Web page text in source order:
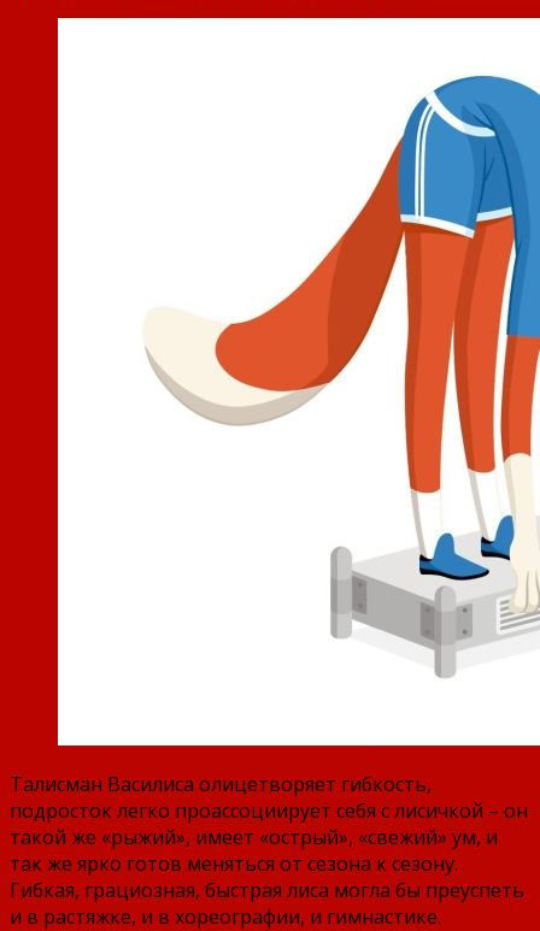
Талисман Василиса олицетворяет гибкость,
подросток легко проассоциирует себя с лисичкой – он
такой же «рыжий», имеет «острый», «свежий» ум, и
так же ярко готов меняться от сезона к сезону.
Гибкая, грациозная, быстрая лиса могла бы преуспеть
и в растяжке, и в хореографии, и гимнастике.